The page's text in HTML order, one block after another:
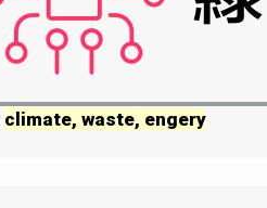
climate, waste, engery